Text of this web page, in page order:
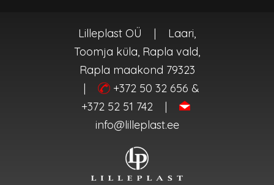
Lilleplast OÜ |
Laari,
Toomja küla, Rapla vald,
Rapla maakond 79323
|
+372 50 32 656 &
+372 52 51 742
|
info@lilleplast.ee